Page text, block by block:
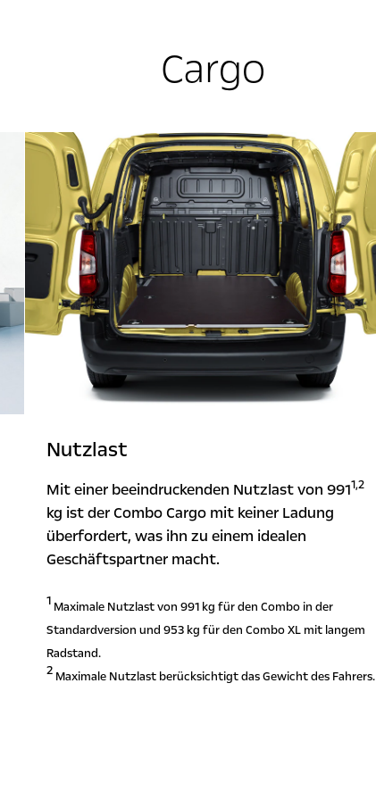
Cargo
Nutzlast
Mit einer beeindruckenden Nutzlast von 9911,2
kg ist der Combo Cargo mit keiner Ladung
überfordert, was ihn zu einem idealen
Geschäftspartner macht.
1 Maximale Nutzlast von 991 kg für den Combo in der
Standardversion und 953 kg für den Combo XL mit langem
Radstand.
2Maximale Nutzlast berücksichtigt das Gewicht des Fahrers.